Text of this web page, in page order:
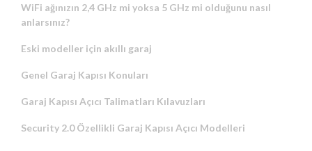
WiFi ağınızın 2,4 GHz mi yoksa 5 GHz mi olduğunu nasıl
anlarsınız?
Eski modeller için akıllı garaj
Genel Garaj Kapısı Konuları
Garaj Kapısı Açıcı Talimatları Kılavuzları
Security 2.0 Özellikli Garaj Kapısı Açıcı Modelleri